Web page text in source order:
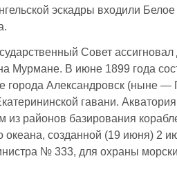
эскадры входили
Совет
Мурмане. В июне 1899 года
города Александровск (ныне —
гавани.
из районов базирования
океана, созданной (19 июня) 2
№ 333, для охраны